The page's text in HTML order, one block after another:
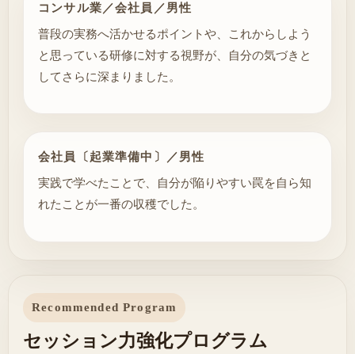
コンサル業／会社員／男性
普段の実務へ活かせるポイントや、これからしよう
と思っている研修に対する視野が、自分の気づきと
してさらに深まりました。
会社員〔起業準備中〕／男性
実践で学べたことで、自分が陥りやすい罠を自ら知
れたことが一番の収穫でした。
Recommended Program
セッション力強化プログラム